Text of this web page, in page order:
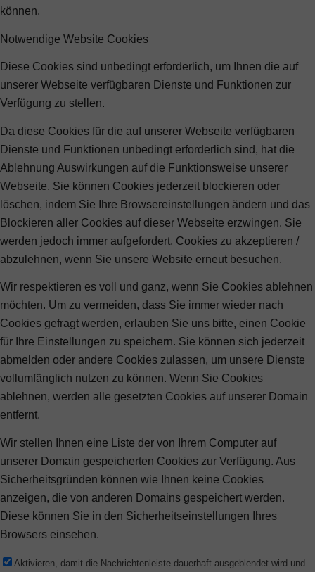
können.
Notwendige Website Cookies
Diese Cookies sind unbedingt erforderlich, um Ihnen die auf
unserer Webseite verfügbaren Dienste und Funktionen zur
Verfügung zu stellen.
Da diese Cookies für die auf unserer Webseite verfügbaren
Dienste und Funktionen unbedingt erforderlich sind, hat die
Ablehnung Auswirkungen auf die Funktionsweise unserer
Webseite. Sie können Cookies jederzeit blockieren oder
löschen, indem Sie Ihre Browsereinstellungen ändern und das
Blockieren aller Cookies auf dieser Webseite erzwingen. Sie
werden jedoch immer aufgefordert, Cookies zu akzeptieren /
abzulehnen, wenn Sie unsere Website erneut besuchen.
Wir respektieren es voll und ganz, wenn Sie Cookies ablehnen
möchten. Um zu vermeiden, dass Sie immer wieder nach
Cookies gefragt werden, erlauben Sie uns bitte, einen Cookie
für Ihre Einstellungen zu speichern. Sie können sich jederzeit
abmelden oder andere Cookies zulassen, um unsere Dienste
vollumfänglich nutzen zu können. Wenn Sie Cookies
ablehnen, werden alle gesetzten Cookies auf unserer Domain
entfernt.
Wir stellen Ihnen eine Liste der von Ihrem Computer auf
unserer Domain gespeicherten Cookies zur Verfügung. Aus
Sicherheitsgründen können wie Ihnen keine Cookies
anzeigen, die von anderen Domains gespeichert werden.
Diese können Sie in den Sicherheitseinstellungen Ihres
Browsers einsehen.
Aktivieren, damit die Nachrichtenleiste dauerhaft ausgeblendet wird und